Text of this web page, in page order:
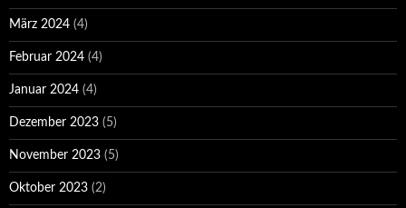
März 2024 (4)
Februar 2024 (4)
Januar 2024 (4)
Dezember 2023 (5)
November 2023 (5)
Oktober 2023 (2)